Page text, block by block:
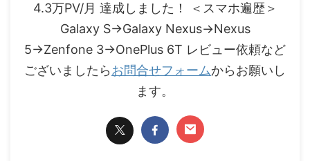
4.3万PV/月 達成しました！ ＜スマホ遍歴＞
Galaxy S→Galaxy Nexus→Nexus
5→Zenfone 3→OnePlus 6T レビュー依頼など
ございましたらお問合せフォームからお願いし
ます。